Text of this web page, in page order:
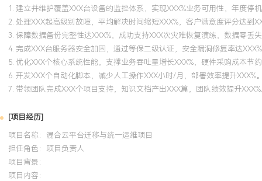
1. 建立并维护覆盖XXX台设备的监控体系，实现XXX%业务可用性，年度停
2. 处理XXX起高级别故障，平均解决时间缩短XXX%，客户满意度评分达到
3. 保障数据备份完整性达XXX%，成功支持XXX次灾难恢复演练，数据零丢
4. 完成XXX台服务器安全加固，通过等保二级认证，安全漏洞修复率达
5. 优化XXX个核心系统性能，支撑业务吞吐量增长XXX%，硬件采购成本节
6. 开发XXX个自动化脚本，减少人工操作XXX小时/月，部署效率提升XXX%
7. 带领团队完成XXX个项目支持，知识文档产出XXX篇，团队绩效提升
[项目经历]
项目名称：混合云平台迁移与统一运维项目
担任角色： 项目负责人
项目背景：
项目内容：